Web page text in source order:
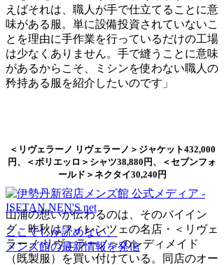
えばそれは、職人が手で仕立てることに意
味がある服。単に設備投資されていないこ
とを理由に手作業を行っているだけの工場
は少なくありません。手で縫うことに意味
があるからこそ、ミシンを使わない職人の
矜持ある服を紹介したいのです」
＜リヴェラーノ リヴェラーノ＞ジャケット432,000
円、＜ボリエッロ＞シャツ38,880円、＜セブンフォ
ールド＞ネクタイ30,240円
山浦の想いが伝わるのは、そのバイイン
グ。昨秋はフィレンツェの名店・＜リヴェ
ラーノ リヴェラーノ＞のレディメイド
（既製服）を買い付けている。同店のオー
ここでしか読めない、
メンズ館の最新情報を発信